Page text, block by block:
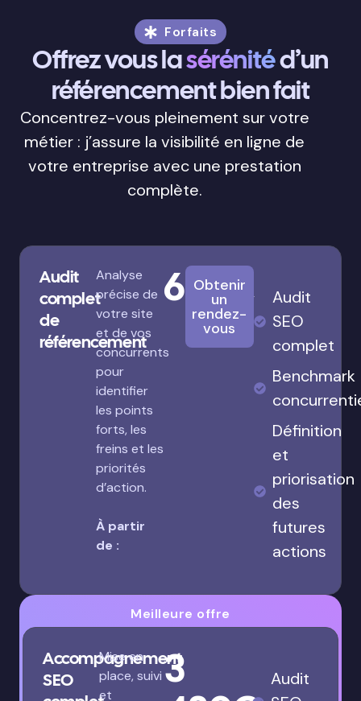
Forfaits
Offrez vous lasérénitéd’un
référencement bien fait
Concentrez-vous pleinement sur votre
métier : j’assure la visibilité en ligne de
votre entreprise avec une prestation
complète.
Audit
complet
de
référencement
Analyse
précise de
votre site
et de vos
concurrents
pour
identifier
les points
forts, les
freins et les
priorités
d’action.
À partir
de :
680€
Obtenir
un
rendez-
vous
Audit
SEO
complet
Benchmark
Définition
et
priorisation
des
futures
actions
Meilleure offre
Accompagnement
SEO
Mise en
place, suivi
et
3
Audit